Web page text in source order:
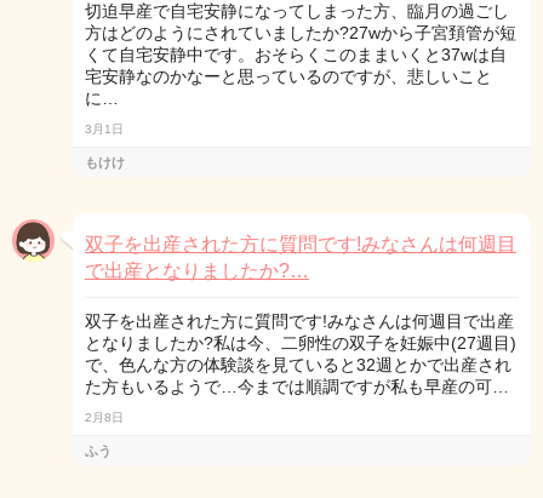
切迫早産で自宅安静になってしまった方、臨月の過ごし
方はどのようにされていましたか?27wから子宮頚管が短
くて自宅安静中です。おそらくこのままいくと37wは自
宅安静なのかなーと思っているのですが、悲しいこと
に…
3月1日
もけけ
双子を出産された方に質問です!みなさんは何週目
で出産となりましたか?…
双子を出産された方に質問です!みなさんは何週目で出産
となりましたか?私は今、二卵性の双子を妊娠中(27週目)
で、色んな方の体験談を見ていると32週とかで出産され
た方もいるようで…今までは順調ですが私も早産の可…
2月8日
ふう